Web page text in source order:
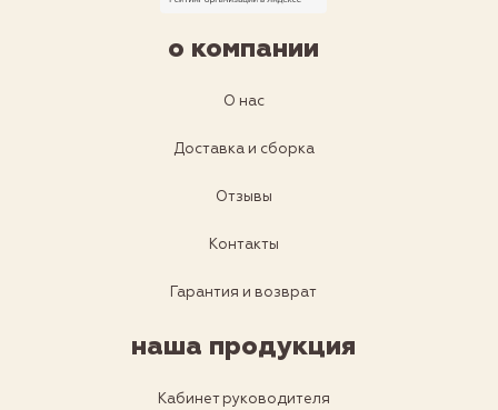
о компании
О нас
Доставка и сборка
Отзывы
Контакты
Гарантия и возврат
наша продукция
Кабинет руководителя